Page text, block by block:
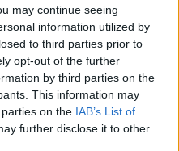
may continue seeing
information utilized by
to third parties prior to
opt-out of the further
by third parties on the
This information may
on the IAB’s List of
further disclose it to other